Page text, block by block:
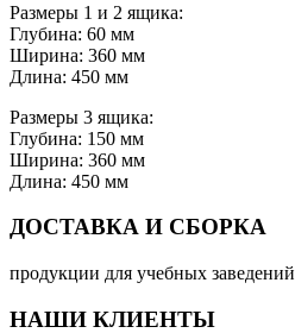
Размеры 1 и 2 ящика:
Глубина: 60 мм
Ширина: 360 мм
Длина: 450 мм
Размеры 3 ящика:
Глубина: 150 мм
Ширина: 360 мм
Длина: 450 мм
ДОСТАВКА И СБОРКА
продукции для учебных заведений
НАШИ КЛИЕНТЫ